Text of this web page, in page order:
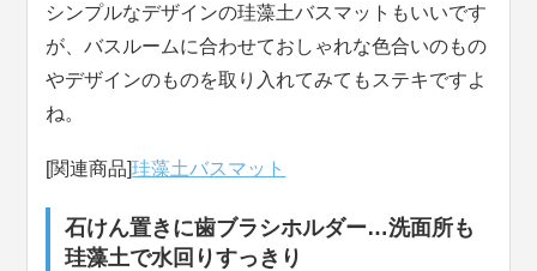
シンプルなデザインの珪藻土バスマットもいいです
が、バスルームに合わせておしゃれな色合いのもの
やデザインのものを取り入れてみてもステキですよ
ね。
[関連商品]珪藻土バスマット
石けん置きに歯ブラシホルダー…洗面所も
珪藻土で水回りすっきり